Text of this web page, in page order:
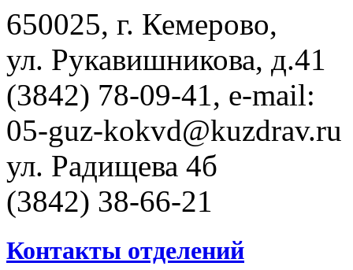
650025, г. Кемерово,
ул. Рукавишникова, д.41
(3842) 78-09-41, e-mail:
05-guz-kоkvd@kuzdrаv.ru
ул. Радищева 4б
(3842) 38-66-21
Контакты отделений